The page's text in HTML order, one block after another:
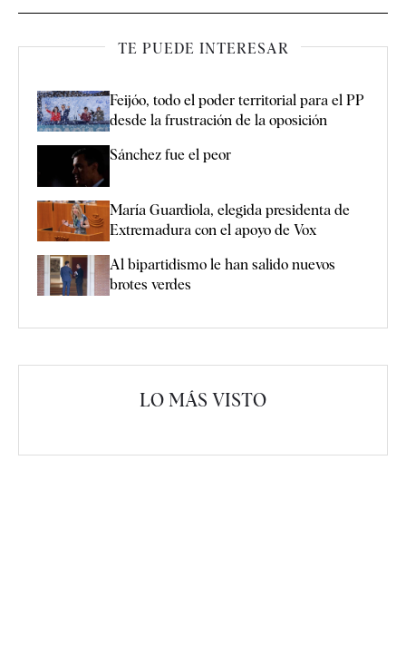
TE PUEDE INTERESAR
Feijóo, todo el poder territorial para el PP
desde la frustración de la oposición
Sánchez fue el peor
María Guardiola, elegida presidenta de
Extremadura con el apoyo de Vox
Al bipartidismo le han salido nuevos
brotes verdes
LO MÁS VISTO